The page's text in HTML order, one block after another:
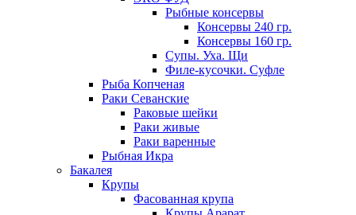
Рыбные консервы
Консервы 240 гр.
Консервы 160 гр.
Супы. Уха. Щи
Филе-кусочки. Суфле
Рыба Копченая
Раки Севанские
Раковые шейки
Раки живые
Раки варенные
Рыбная Икра
Бакалея
Крупы
Фасованная крупа